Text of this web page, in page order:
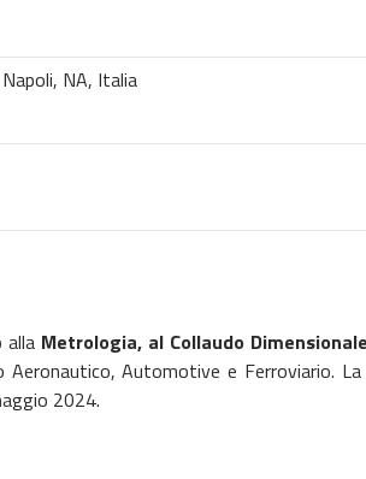
NA, Italia
alla Metrologia, al Collaudo
Automotive e Ferroviario.
2024.